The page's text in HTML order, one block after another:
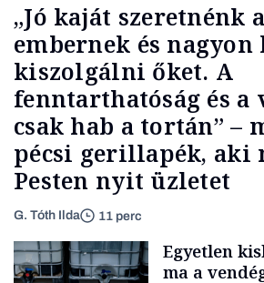
„Jó kaját szeretnénk
embernek és nagyon
kiszolgálni őket. A
fenntarthatóság és a
csak hab a tortán” –
pécsi gerillapék, aki
Pesten nyit üzletet
G. Tóth Ilda 11 perc
Egyetlen
ma a